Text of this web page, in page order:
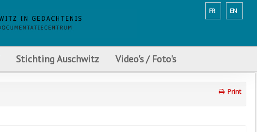
EN
FR
Stichting Auschwitz Video's / Foto's
Print